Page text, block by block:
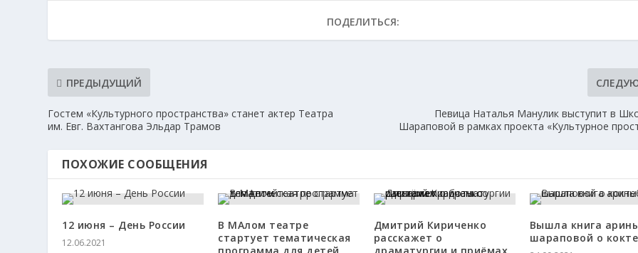
ПОДЕЛИТЬСЯ:
ПРЕДЫДУЩИЙ
Гостем «Культурного пространства» станет актер Театра
им. Евг. Вахтангова Эльдар Трамов
Певица Наталья Манулик выступит в
Шараповой в рамках проекта «Культурное
ПОХОЖИЕ СООБЩЕНИЯ
12 июня – День России
12.06.2021
В МАлом театре
стартует тематическая
Дмитрий Кириченко
расскажет о
Вышла книга
шараповой о